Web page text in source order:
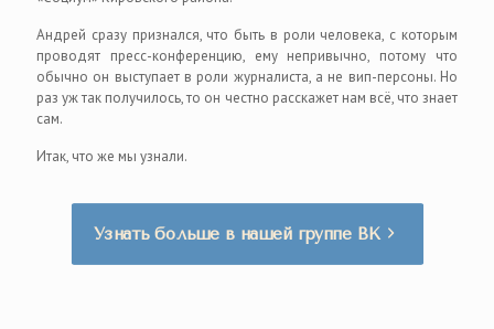
Андрей сразу признался, что быть в роли человека, с которым
проводят пресс-конференцию, ему непривычно, потому что
обычно он выступает в роли журналиста, а не вип-персоны. Но
раз уж так получилось, то он честно расскажет нам всё, что знает
сам.
Итак, что же мы узнали.
Узнать больше в нашей группе ВК